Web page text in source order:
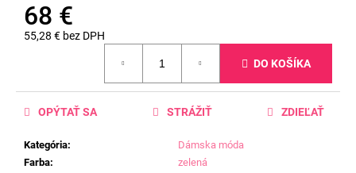
68 €
55,28 € bez DPH
DO KOŠÍKA
Kategória:
Dámska móda
Farba:
zelená
OPÝTAŤ SA STRÁŽIŤ ZDIEĽAŤ